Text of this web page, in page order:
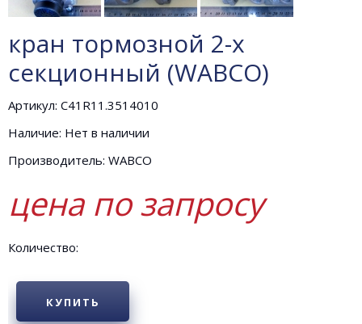
кран тормозной 2-х
секционный (WABCO)
Артикул: C41R11.3514010
Наличие: Нет в наличии
Производитель: WABCO
цена по запросу
Количество:
КУПИТЬ